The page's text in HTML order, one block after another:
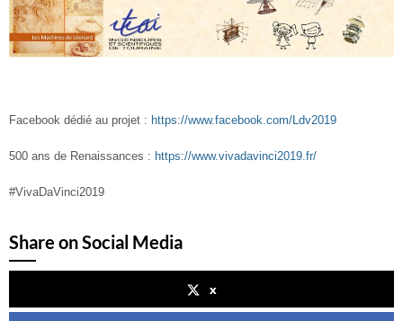
Facebook dédié au projet : https://www.facebook.com/Ldv2019
500 ans de Renaissances : https://www.vivadavinci2019.fr/
#VivaDaVinci2019
Share on Social Media
x